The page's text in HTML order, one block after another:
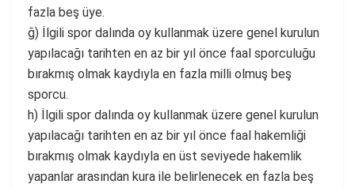
fazla beş üye.
ğ) İlgili spor dalında oy kullanmak üzere genel kurulun
yapılacağı tarihten en az bir yıl önce faal sporculuğu
bırakmış olmak kaydıyla en fazla milli olmuş beş
sporcu.
h) İlgili spor dalında oy kullanmak üzere genel kurulun
yapılacağı tarihten en az bir yıl önce faal hakemliği
bırakmış olmak kaydıyla en üst seviyede hakemlik
yapanlar arasından kura ile belirlenecek en fazla beş